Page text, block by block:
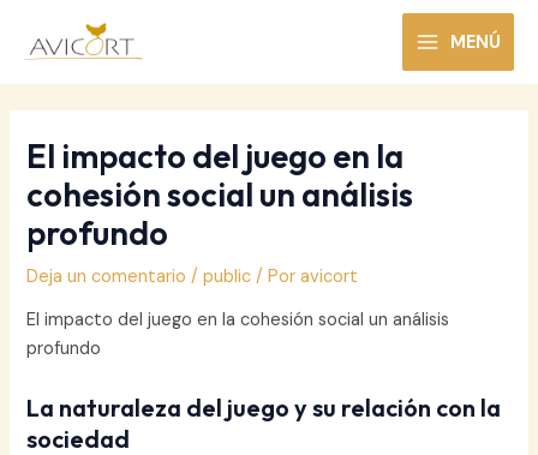
MAIN
MENU
MENÚ
El impacto del juego en la
cohesión social un análisis
profundo
Deja un comentario /public / Poravicort
El impacto del juego en la cohesión social un análisis
profundo
La naturaleza del juego y su relación con la
sociedad